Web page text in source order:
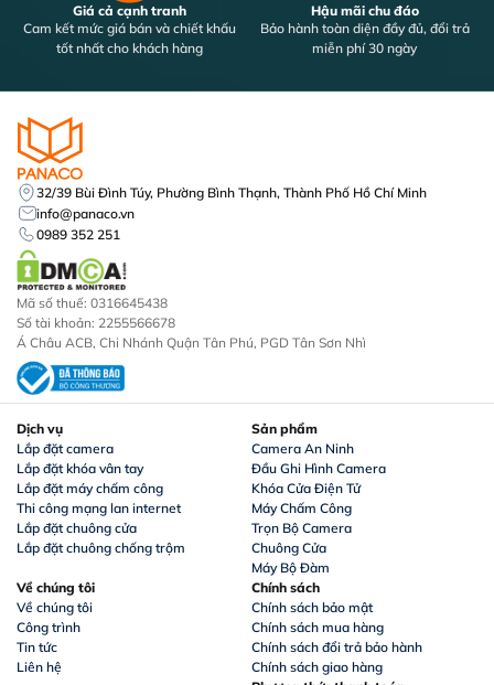
Giá cả cạnh tranh
Cam kết mức giá bán và chiết khấu
tốt nhất cho khách hàng
Hậu mãi chu đáo
Bảo hành toàn diện đầy đủ, đổi trả
miễn phí 30 ngày
Về chúng tôi
Về chúng tôi
Công trình
Tin tức
Liên hệ
Dịch vụ
Lắp đặt camera
Lắp đặt khóa vân tay
Lắp đặt máy chấm công
Thi công mạng lan internet
Lắp đặt chuông cửa
Lắp đặt chuông chống trộm
Sản phẩm
Camera An Ninh
Đầu Ghi Hình Camera
Khóa Cửa Điện Tử
Máy Chấm Công
Trọn Bộ Camera
Chuông Cửa
Máy Bộ Đàm
Chính sách
Chính sách bảo mật
Chính sách mua hàng
Chính sách đổi trả bảo hành
Chính sách giao hàng
32/39 Bùi Đình Túy, Phường Bình Thạnh, Thành Phố Hồ Chí Minh
info@panaco.vn
0989 352 251
Mã số thuế: 0316645438
Số tài khoản: 2255566678
Á Châu ACB, Chi Nhánh Quận Tân Phú, PGD Tân Sơn Nhì